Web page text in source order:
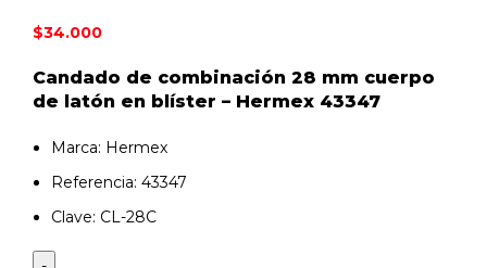
$34.000
Candado de combinación 28 mm cuerpo
de latón en blíster – Hermex 43347
Marca: Hermex
Referencia: 43347
Clave: CL-28C